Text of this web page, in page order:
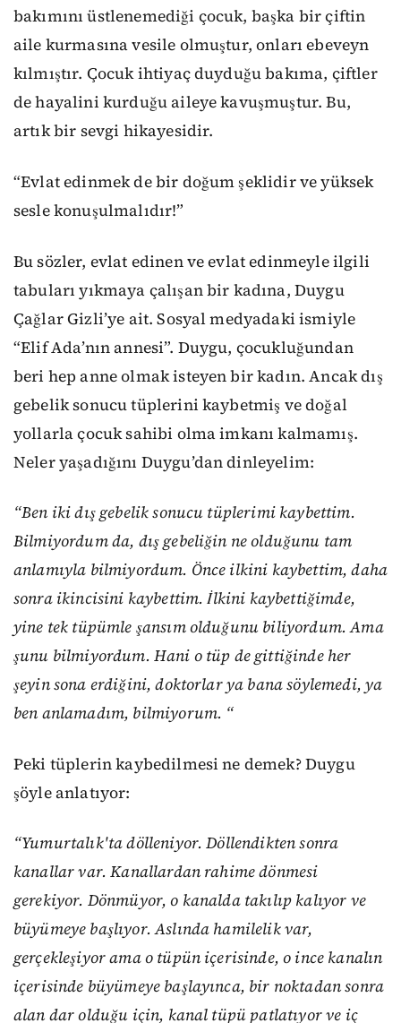
bakımını üstlenemediği çocuk, başka bir çiftin
aile kurmasına vesile olmuştur, onları ebeveyn
kılmıştır. Çocuk ihtiyaç duyduğu bakıma, çiftler
de hayalini kurduğu aileye kavuşmuştur. Bu,
artık bir sevgi hikayesidir.
“Evlat edinmek de bir doğum şeklidir ve yüksek
sesle konuşulmalıdır!”
Bu sözler, evlat edinen ve evlat edinmeyle ilgili
tabuları yıkmaya çalışan bir kadına, Duygu
Çağlar Gizli’ye ait. Sosyal medyadaki ismiyle
“Elif Ada’nın annesi”. Duygu, çocukluğundan
beri hep anne olmak isteyen bir kadın. Ancak dış
gebelik sonucu tüplerini kaybetmiş ve doğal
yollarla çocuk sahibi olma imkanı kalmamış.
Neler yaşadığını Duygu’dan dinleyelim:
“Ben iki dış gebelik sonucu tüplerimi kaybettim.
Bilmiyordum da, dış gebeliğin ne olduğunu tam
anlamıyla bilmiyordum. Önce ilkini kaybettim, daha
sonra ikincisini kaybettim. İlkini kaybettiğimde,
yine tek tüpümle şansım olduğunu biliyordum. Ama
şunu bilmiyordum. Hani o tüp de gittiğinde her
şeyin sona erdiğini, doktorlar ya bana söylemedi, ya
ben anlamadım, bilmiyorum. “
Peki tüplerin kaybedilmesi ne demek? Duygu
şöyle anlatıyor:
“Yumurtalık'ta dölleniyor. Döllendikten sonra
kanallar var. Kanallardan rahime dönmesi
gerekiyor. Dönmüyor, o kanalda takılıp kalıyor ve
büyümeye başlıyor. Aslında hamilelik var,
gerçekleşiyor ama o tüpün içerisinde, o ince kanalın
içerisinde büyümeye başlayınca, bir noktadan sonra
alan dar olduğu için, kanal tüpü patlatıyor ve iç